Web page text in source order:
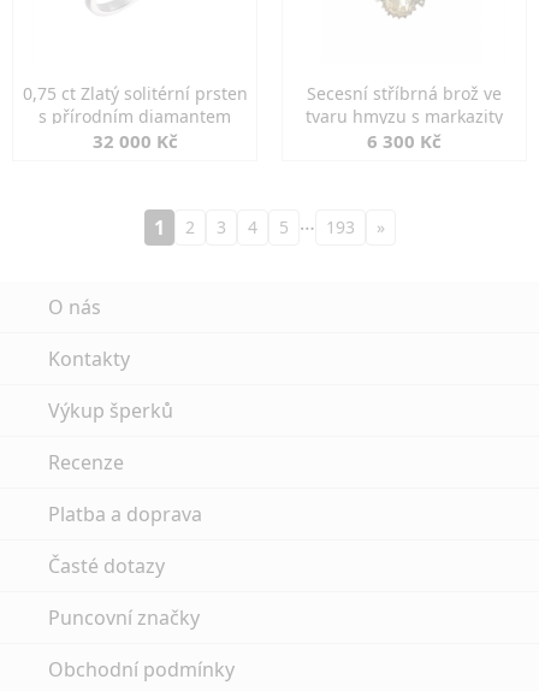
0,75 ct Zlatý solitérní prsten
s přírodním diamantem
32 000 Kč
Secesní stříbrná brož ve
tvaru hmyzu s markazity
6 300 Kč
1 2 3 4 5 … 193 »
O nás
Kontakty
Výkup šperků
Recenze
Platba a doprava
Časté dotazy
Puncovní značky
Obchodní podmínky